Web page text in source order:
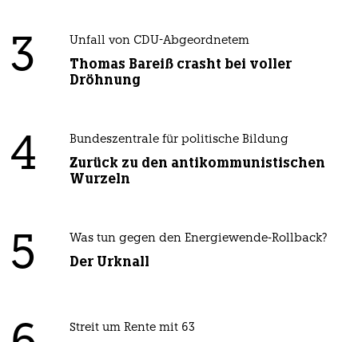
3 Unfall von CDU-Abgeordnetem
Thomas Bareiß crasht bei voller
Dröhnung
4 Bundeszentrale für politische Bildung
Zurück zu den antikommunistischen
Wurzeln
5 Was tun gegen den Energiewende-Rollback?
Der Urknall
Streit um Rente mit 63